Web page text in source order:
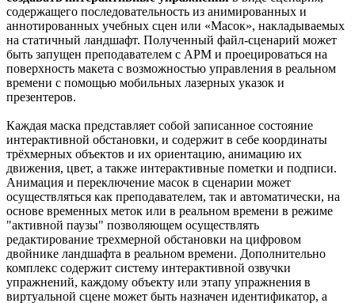
содержащего последовательность из анимированных и
аннотированных учебных сцен или «Масок», накладываемых
на статичный ландшафт. Полученный файл-сценарий может
быть запущен преподавателем с АРМ и проецироваться на
поверхность макета с возможностью управления в реальном
времени с помощью мобильных лазерных указок и
презентеров.
Каждая маска представляет собой записанное состояние
интерактивной обстановки, и содержит в себе координаты
трёхмерных объектов и их ориентацию, анимацию их
движения, цвет, а также интерактивные пометки и подписи.
Анимация и переключение масок в сценарии может
осуществляться как преподавателем, так и автоматически, на
основе временных меток или в реальном времени в режиме
"активной паузы" позволяющем осуществлять
редактирование трехмерной обстановки на цифровом
двойнике ландшафта в реальном времени. Дополнительно
комплекс содержит систему интерактивной озвучки
упражнений, каждому объекту или этапу упражнения в
виртуальной сцене может быть назначен идентификатор, а